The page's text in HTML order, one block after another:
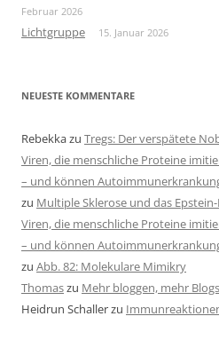
Februar 2026
Lichtgruppe 15. Januar 2026
NEUESTE KOMMENTARE
Rebekkazu Tregs: Der verspätete
Viren, die menschliche Proteine
– und können
zu Multiple Sklerose und das
Viren, die menschliche Proteine
– und können
zu Abb. 82: Molekulare Mimikry
Thomaszu Mehr bloggen, mehr
Heidrun Schallerzu